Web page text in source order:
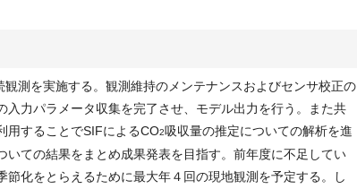
測を実施する。観測維持のメンテナンスおよびセンサ校正の
入力パラメータ収集を完了させ、モデル出力を行う。また共
用することでSIFによるCO2吸収量の推定についての解析を進
ての結果をまとめ成果発表を目指す。前年度に不足してい
化をとらえるために最大年４回の現地観測を予定する。し